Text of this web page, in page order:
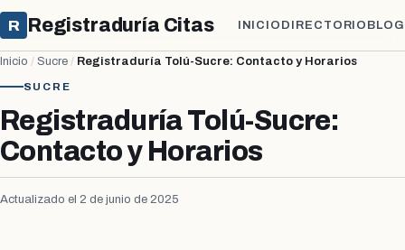
R Registraduría Citas INICIO DIRECTORIO BLOG
Inicio / Sucre / Registraduría Tolú-Sucre: Contacto y Horarios
SUCRE
Registraduría Tolú-Sucre:
Contacto y Horarios
Actualizado el 2 de junio de 2025